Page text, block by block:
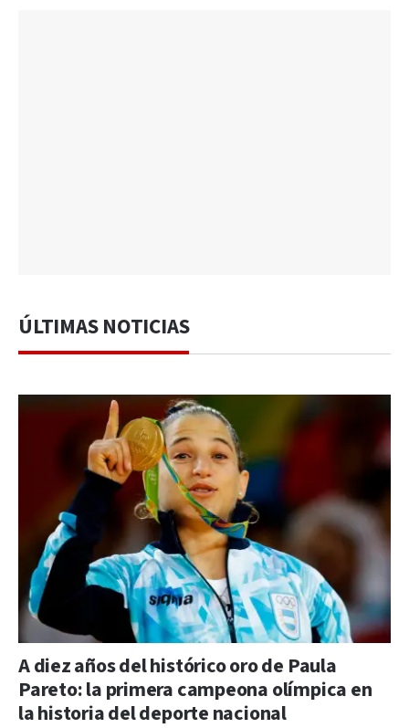
ÚLTIMAS NOTICIAS
A diez años del histórico oro de Paula
Pareto: la primera campeona olímpica en
la historia del deporte nacional